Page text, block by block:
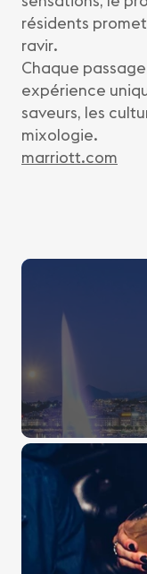
résidents
ravir.
Chaque
expérience
saveurs, les
mixologie.
marriott.com